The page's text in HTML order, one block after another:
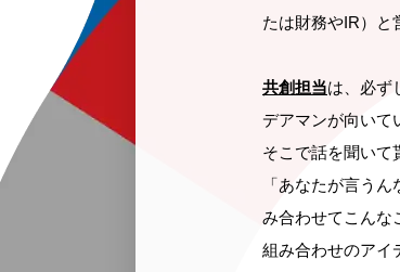
たは財務やIR）と
共創担当は、必ず
デアマンが向いて
そこで話を聞いて
「あなたが言う
み合わせてこんな
組み合わせのアイ